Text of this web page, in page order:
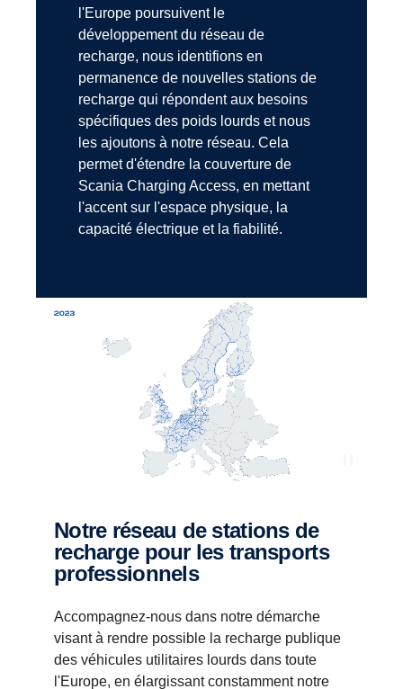
l'Europe poursuivent le
développement du réseau de
recharge, nous identifions en
permanence de nouvelles stations de
recharge qui répondent aux besoins
spécifiques des poids lourds et nous
les ajoutons à notre réseau. Cela
permet d'étendre la couverture de
Scania Charging Access, en mettant
l'accent sur l'espace physique, la
capacité électrique et la fiabilité.
Notre réseau de stations de
recharge pour les transports
professionnels
Accompagnez-nous dans notre démarche
visant à rendre possible la recharge publique
des véhicules utilitaires lourds dans toute
l'Europe, en élargissant constamment notre